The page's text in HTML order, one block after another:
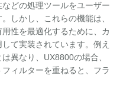
どの処理ツールをユーザー
しかし、これらの機能は、
性を最適化するために、カ
て実装されています。例え
異なり、UX8800の場合、
ィルターを重ねると、フラ